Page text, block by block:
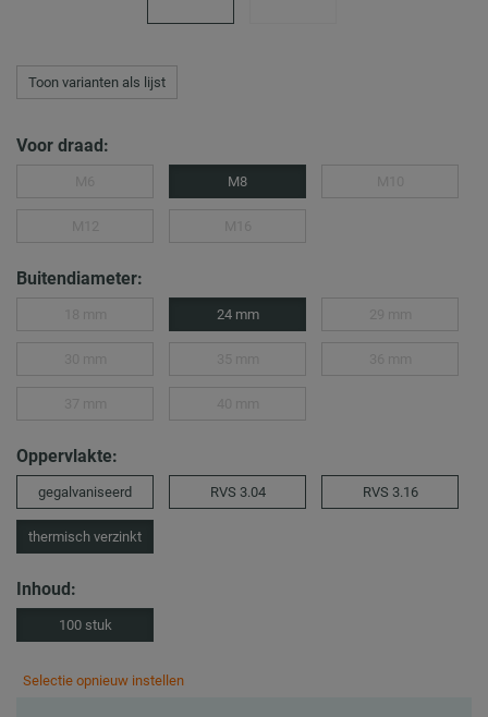
Toon varianten als lijst
Voor draad:
M8
Buitendiameter:
24 mm
Oppervlakte:
gegalvaniseerd RVS 3.04 RVS 3.16
thermisch verzinkt
Inhoud:
100 stuk
Selectie opnieuw instellen